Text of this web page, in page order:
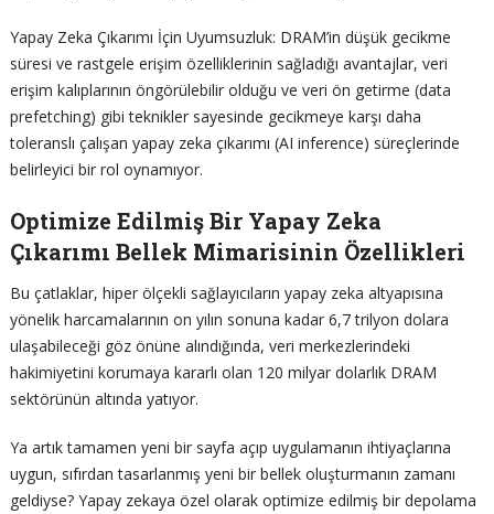
Yapay Zeka Çıkarımı İçin Uyumsuzluk: DRAM’in düşük gecikme
süresi ve rastgele erişim özelliklerinin sağladığı avantajlar, veri
erişim kalıplarının öngörülebilir olduğu ve veri ön getirme (data
prefetching) gibi teknikler sayesinde gecikmeye karşı daha
toleranslı çalışan yapay zeka çıkarımı (AI inference) süreçlerinde
belirleyici bir rol oynamıyor.
Optimize Edilmiş Bir Yapay Zeka
Çıkarımı Bellek Mimarisinin Özellikleri
Bu çatlaklar, hiper ölçekli sağlayıcıların yapay zeka altyapısına
yönelik harcamalarının on yılın sonuna kadar 6,7 trilyon dolara
ulaşabileceği göz önüne alındığında, veri merkezlerindeki
hakimiyetini korumaya kararlı olan 120 milyar dolarlık DRAM
sektörünün altında yatıyor.
Ya artık tamamen yeni bir sayfa açıp uygulamanın ihtiyaçlarına
uygun, sıfırdan tasarlanmış yeni bir bellek oluşturmanın zamanı
geldiyse? Yapay zekaya özel olarak optimize edilmiş bir depolama